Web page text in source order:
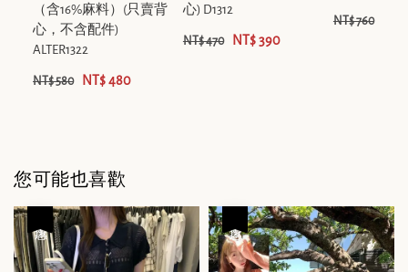
（含16%麻料）(只賣背
心，不含配件)
ALTER1322
NT$ 580 NT$ 480
心) D1312
NT$ 470 NT$ 390
NT$ 760
您可能也喜歡